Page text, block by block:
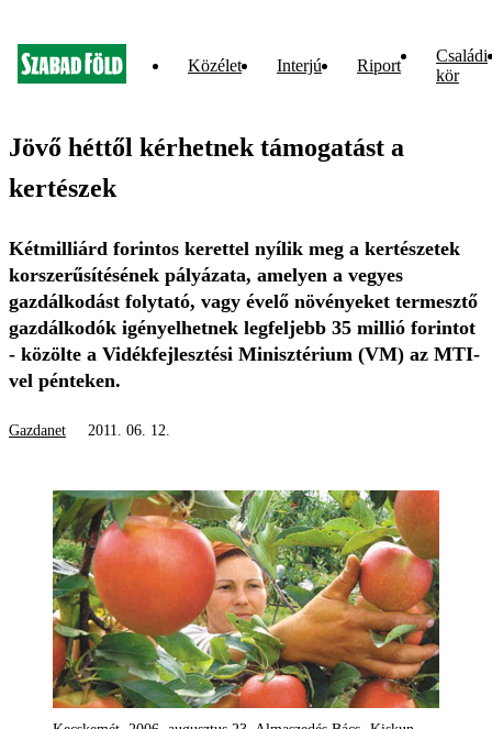
Közélet Interjú Riport
Családi
kör
Jövő héttől kérhetnek támogatást a
kertészek
Kétmilliárd forintos kerettel nyílik meg a kertészetek
korszerűsítésének pályázata, amelyen a vegyes
gazdálkodást folytató, vagy évelő növényeket termesztő
gazdálkodók igényelhetnek legfeljebb 35 millió forintot
- közölte a Vidékfejlesztési Minisztérium (VM) az MTI-
vel pénteken.
Gazdanet 2011. 06. 12.